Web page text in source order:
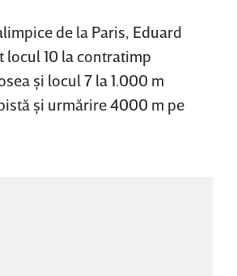
de la Paris, Eduard
locul 10 la contratimp
şi locul 7 la 1.000 m
şi urmărire 4000 m pe